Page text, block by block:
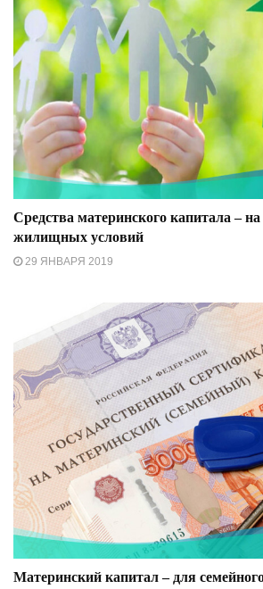
Средства материнского капитала –
жилищных условий
29 ЯНВАРЯ 2019
Материнский капитал – для